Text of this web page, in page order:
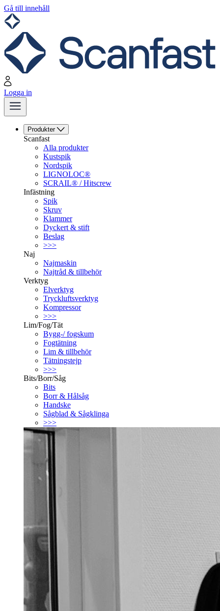
Gå till innehåll
Logga in
Produkter
Scanfast
Alla produkter
Kustspik
Nordspik
LIGNOLOC®
SCRAIL® / Hitscrew
Infästning
Spik
Skruv
Klammer
Dyckert & stift
Beslag
>>>
Naj
Najmaskin
Najtråd & tillbehör
Verktyg
Elverktyg
Tryckluftsverktyg
Kompressor
>>>
Lim/Fog/Tät
Bygg-/ fogskum
Fogtätning
Lim & tillbehör
Tätningstejp
>>>
Bits/Borr/Såg
Bits
Borr & Hålsåg
Handske
Sågblad & Sågklinga
>>>